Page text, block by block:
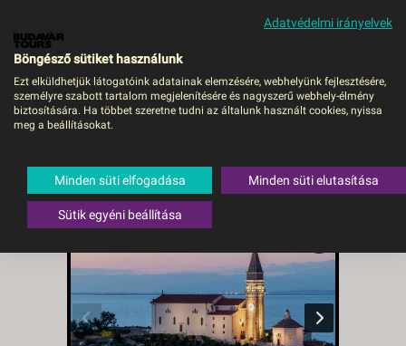
MENÜ
Portoroz és Piran
Busz
Szlovénia,Szlovén tengerpart,Piran
Adatvédelmi irányelvek
Böngésző sütiket használunk
Ezt elküldhetjük látogatóink adatainak elemzésére, webhelyünk fejlesztésére,
személyre szabott tartalom megjelenítésére és nagyszerű webhely-élmény
biztosítására. Ha többet szeretne tudni az általunk használt cookies, nyissa
meg a beállításokat.
Minden süti elfogadása Minden süti elutasítása
Sütik egyéni beállítása